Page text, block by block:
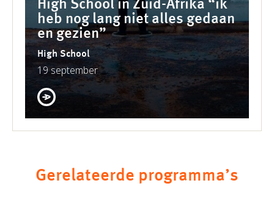
High School in Zuid-Afrika “ik
heb nog lang niet alles gedaan
en gezien”
High School
19 september
Gerelateerde programma’s